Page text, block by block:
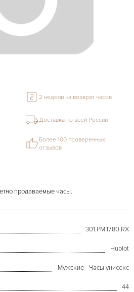
продаваемые часы.
301.PM.1780.RX
Hublot
Мужские - Часы унисекс
44
2 недели на возврат часов
Доставка по всей России
Более 100 проверенных
отзывов